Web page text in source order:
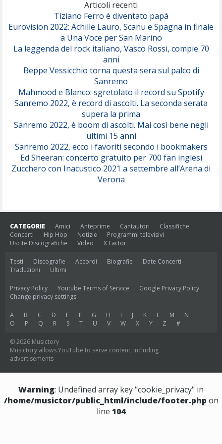
Serenamente
Articoli recenti
Tiziano Ferro è diventato papà
Eurovision 2022: Achille Lauro, Scanu e Spagna in finale
a Una Voce per San Marino
La leggenda del rock italiano, Vasco Rossi, compie 70
anni
Beppe Vessicchio torna questa sera sul palco di
Sanremo
Mahmood e Blanco: sgretolato il record su Spotify
Sanremo 2022, è record di ascolti. La seconda serata
supera la prima
Sanremo 2022, è boom di ascolti. Mai così bene negli
ultimi 15 anni
Sanremo 2022, ecco i favoriti secondo i bookmakers
Ed Sheeran: concerto gratuito per 700 fan inglesi
Zucchero con Inacustico 2021 a settembre all’Arena di
Verona
CATEGORIE Amici Anteprime Cantautori
Classifiche
Concerti
Hip Hop Notizie
Programmi televisivi
Uscite Discografiche
Video X Factor
Testi Discografie Accordi Biografie
Date Concerti
Traduzioni
Ultimi
Privacy Policy Youtube Terms of Service
Google Privacy Policy
Change privacy settings
A B C D E F G H I J K L M
N
O
P Q R S T U V W X Y Z #
© 2026 Musictory
Musictory allows YouTube to serve content, including
advertisements
Warning: Undefined array key "cookie_privacy" in
/home/musictor/public_html/include/footer.php on
line 104